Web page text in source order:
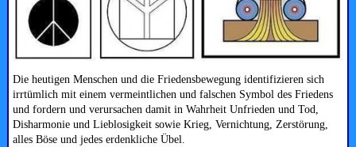
Die heutigen Menschen und die Friedensbewegung identifizieren sich
irrtümlich mit einem vermeintlichen und falschen Symbol des Friedens
und fordern und verursachen damit in Wahrheit Unfrieden und Tod,
Disharmonie und Lieblosigkeit sowie Krieg, Vernichtung, Zerstörung,
alles Böse und jedes erdenkliche Übel.